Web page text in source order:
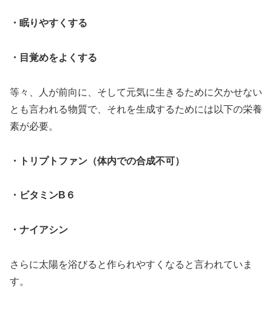
・眠りやすくする
・目覚めをよくする
等々、人が前向に、そして元気に生きるために欠かせない
とも言われる物質で、それを生成するためには以下の栄養
素が必要。
・トリプトファン（体内での合成不可）
・ビタミンB６
・ナイアシン
さらに太陽を浴びると作られやすくなると言われていま
す。